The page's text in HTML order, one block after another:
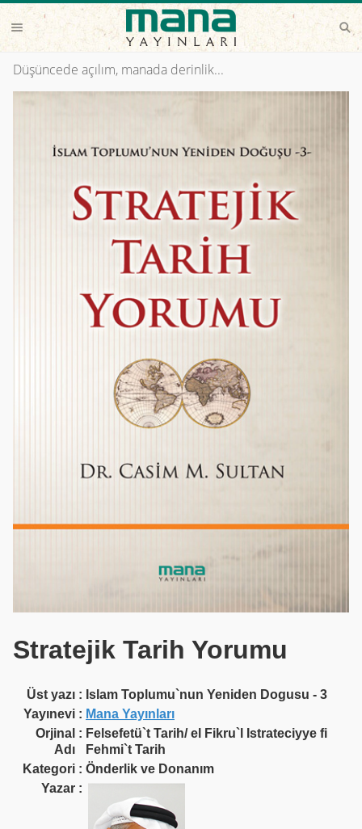
Düşüncede açılım, manada derinlik...
Stratejik Tarih Yorumu
Üst yazı : Islam Toplumu`nun Yeniden Dogusu - 3
Yayınevi : Mana Yayınları
Orjinal
Adı
: Felsefetü`t Tarih/ el Fikru`l Istrateciyye fi
Fehmi`t Tarih
Kategori : Önderlik ve Donanım
Yazar :